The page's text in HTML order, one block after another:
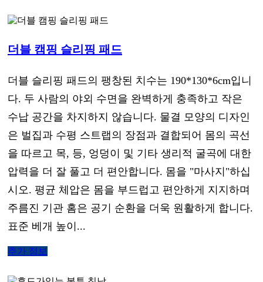
더블 캠핑 슬리핑 패드
더블 슬리핑 패드의 팽창된 치수는 190*130*6cm입니
다. 두 사람의 야외 수면을 완벽하게 충족하고 작은
수납 공간을 차지하지 않습니다. 물결 모양의 디자인
은 벌집과 수평 스트랩의 장점과 결합되어 몸의 곡선
을 따르고 목, 등, 엉덩이 및 기타 생리적 굴곡에 대한
압력을 더 잘 풀고 더 편안합니다. 몸을 "마사지"하십
시오. 평균 체압은 몸을 부드럽고 편안하게 지지하며
주름진 기관 홈은 공기 순환을 더욱 원활하게 합니다.
표준 베개 높이...
추가 정보